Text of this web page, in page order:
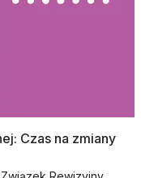
Czas na zmiany